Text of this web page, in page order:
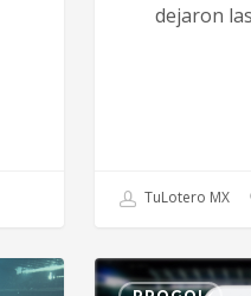
dejaron
TuLotero MX